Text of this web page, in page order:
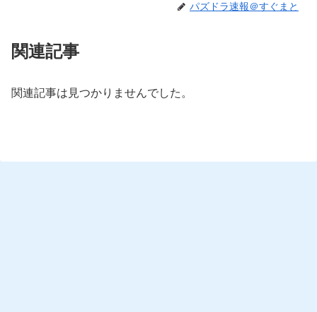
パズドラ速報＠すぐまと
関連記事
関連記事は見つかりませんでした。